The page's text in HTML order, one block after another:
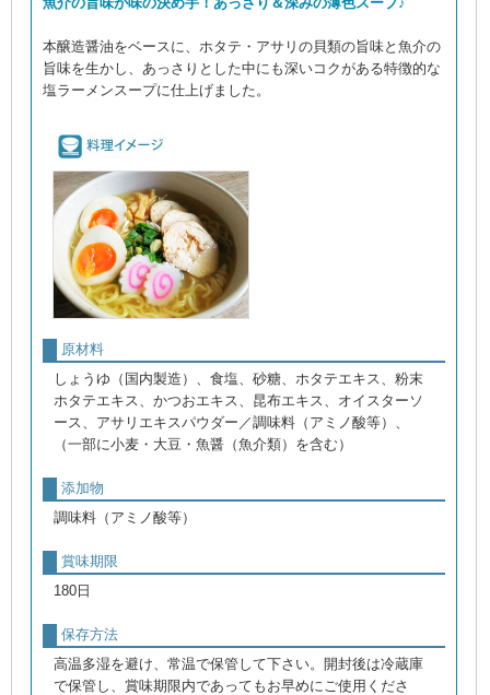
本醸造醤油をベースに、ホタテ・アサリの貝類の旨味と魚介の
旨味を生かし、あっさりとした中にも深いコクがある特徴的な
塩ラーメンスープに仕上げました。
原材料
しょうゆ（国内製造）、食塩、砂糖、ホタテエキス、粉末
ホタテエキス、かつおエキス、昆布エキス、オイスターソ
ース、アサリエキスパウダー／調味料（アミノ酸等）、
（一部に小麦・大豆・魚醤（魚介類）を含む）
添加物
調味料（アミノ酸等）
賞味期限
180日
保存方法
高温多湿を避け、常温で保管して下さい。開封後は冷蔵庫
で保管し、賞味期限内であってもお早めにご使用くださ